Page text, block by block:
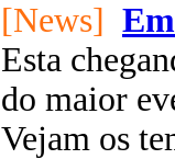
[News]
Esta
do maior
Vejam os